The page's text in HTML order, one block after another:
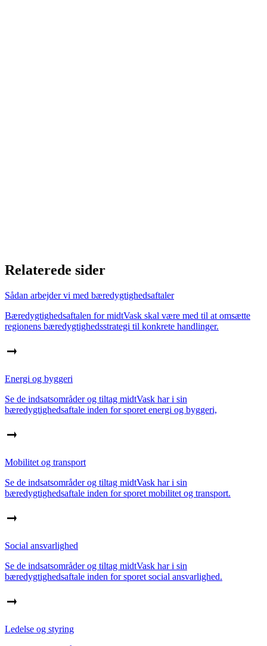
Relaterede sider
Sådan arbejder vi med bæredygtighedsaftaler
Bæredygtighedsaftalen for midtVask skal være med til at omsætte
regionens bæredygtighedsstrategi til konkrete handlinger.
Energi og byggeri
Se de indsatsområder og tiltag midtVask har i sin
bæredygtighedsaftale inden for sporet energi og byggeri,
Mobilitet og transport
Se de indsatsområder og tiltag midtVask har i sin
bæredygtighedsaftale inden for sporet mobilitet og transport.
Social ansvarlighed
Se de indsatsområder og tiltag midtVask har i sin
bæredygtighedsaftale inden for sporet social ansvarlighed.
Ledelse og styring